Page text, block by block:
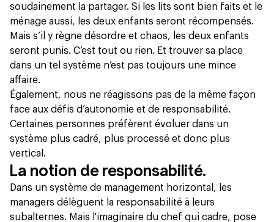
soudainement la partager. Si les lits sont bien faits et le
ménage aussi, les deux enfants seront récompensés.
Mais s’il y règne désordre et chaos, les deux enfants
seront punis. C’est tout ou rien. Et trouver sa place
dans un tel système n’est pas toujours une mince
affaire.
Également, nous ne réagissons pas de la même façon
face aux défis d’autonomie et de responsabilité.
Certaines personnes préfèrent évoluer dans un
système plus cadré, plus processé et donc plus
vertical.
La notion de responsabilité.
Dans un système de management horizontal, les
managers délèguent la responsabilité à leurs
subalternes. Mais l'imaginaire du chef qui cadre, pose